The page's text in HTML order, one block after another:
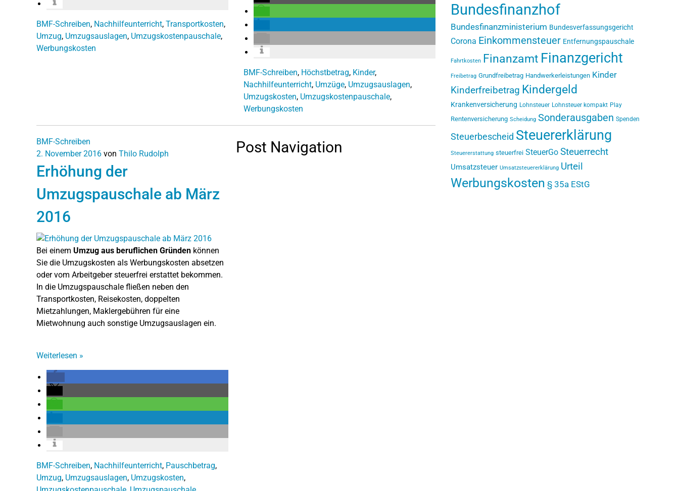
BMF-Schreiben, Nachhilfeunterricht, Transportkosten,
Umzug, Umzugsauslagen, Umzugskostenpauschale,
Werbungskosten
BMF-Schreiben, Höchstbetrag, Kinder,
Nachhilfeunterricht, Umzüge, Umzugsauslagen,
Umzugskosten, Umzugskostenpauschale,
Werbungskosten
BMF-Schreiben
2. November 2016 von Thilo Rudolph
Erhöhung der
Umzugspauschale ab März
2016
Bei einem Umzug aus beruflichen Gründen können
Sie die Umzugskosten als Werbungskosten absetzen
oder vom Arbeitgeber steuerfrei erstattet bekommen.
In die Umzugspauschale fließen neben den
Transportkosten, Reisekosten, doppelten
Mietzahlungen, Maklergebühren für eine
Mietwohnung auch sonstige Umzugsauslagen ein.
Weiterlesen »
BMF-Schreiben, Nachhilfeunterricht, Pauschbetrag,
Umzug, Umzugsauslagen, Umzugskosten,
Post Navigation
Bundesfinanzhof
Bundesfinanzministerium Bundesverfassungsgericht
Corona Einkommensteuer Entfernungspauschale
Fahrtkosten Finanzamt Finanzgericht
Freibetrag Grundfreibetrag Handwerkerleistungen Kinder
Kinderfreibetrag Kindergeld
Krankenversicherung Lohnsteuer Lohnsteuer kompakt Play
Rentenversicherung Scheidung Sonderausgaben Spenden
Steuerbescheid Steuererklärung
Steuererstattung steuerfrei SteuerGo Steuerrecht
Umsatzsteuer Umsatzsteuererklärung Urteil
Werbungskosten § 35a EStG